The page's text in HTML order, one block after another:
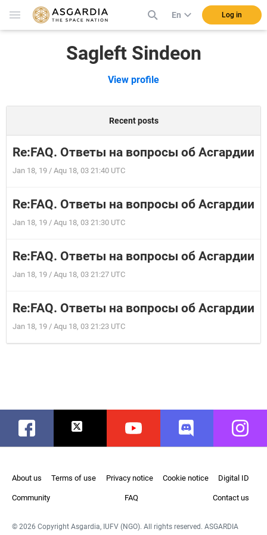
En Log in
Sagleft Sindeon
View profile
Recent posts
Re:FAQ. Ответы на вопросы об Асгардии
Jan 18, 19 / Aqu 18, 03 21:40 UTC
Re:FAQ. Ответы на вопросы об Асгардии
Jan 18, 19 / Aqu 18, 03 21:30 UTC
Re:FAQ. Ответы на вопросы об Асгардии
Jan 18, 19 / Aqu 18, 03 21:27 UTC
Re:FAQ. Ответы на вопросы об Асгардии
Jan 18, 19 / Aqu 18, 03 21:23 UTC
Facebook Twitter Youtube Discord
About us Terms of use Privacy notice Cookie notice Digital ID
Community FAQ Contact us
© 2026 Copyright Asgardia, IUFV (NGO). All rights reserved. ASGARDIA